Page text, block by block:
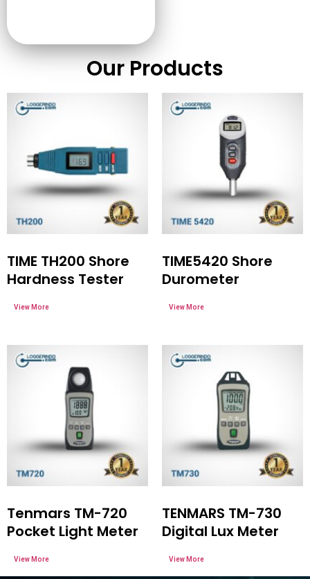
Our Products
TIME TH200 Shore
Hardness Tester
TIME5420 Shore
Durometer
Tenmars TM-720
Pocket Light Meter
TENMARS TM-730
Digital Lux Meter